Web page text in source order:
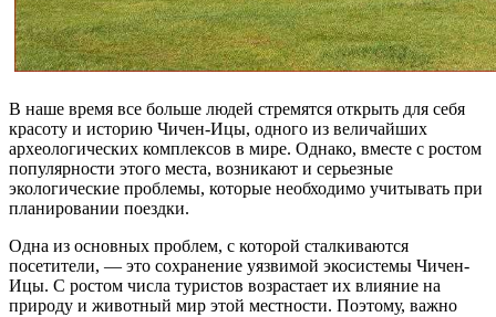
В наше время все больше людей стремятся открыть для себя
красоту и историю Чичен-Ицы, одного из величайших
археологических комплексов в мире. Однако, вместе с ростом
популярности этого места, возникают и серьезные
экологические проблемы, которые необходимо учитывать при
планировании поездки.
Одна из основных проблем, с которой сталкиваются
посетители, — это сохранение уязвимой экосистемы Чичен-
Ицы. С ростом числа туристов возрастает их влияние на
природу и животный мир этой местности. Поэтому, важно